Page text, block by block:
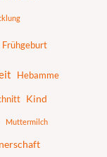
Frühgeburt
Hebamme
Kind
Muttermilch